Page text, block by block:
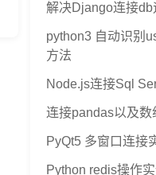
解决Django连接db
python3 自动识别
方法
Node.js连接Sql
连接pandas以及
PyQt5 多窗口连接
Python redis操作